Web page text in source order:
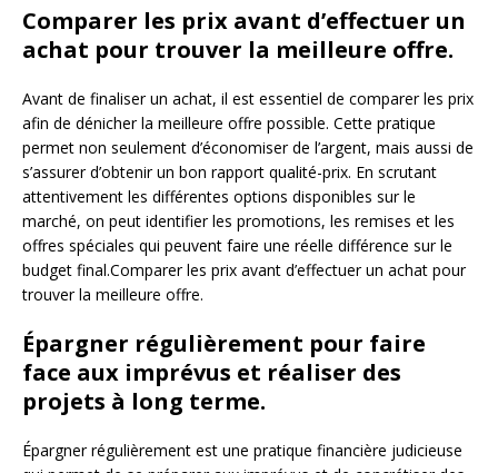
Comparer les prix avant d’effectuer un
achat pour trouver la meilleure offre.
Avant de finaliser un achat, il est essentiel de comparer les prix
afin de dénicher la meilleure offre possible. Cette pratique
permet non seulement d’économiser de l’argent, mais aussi de
s’assurer d’obtenir un bon rapport qualité-prix. En scrutant
attentivement les différentes options disponibles sur le
marché, on peut identifier les promotions, les remises et les
offres spéciales qui peuvent faire une réelle différence sur le
budget final.Comparer les prix avant d’effectuer un achat pour
trouver la meilleure offre.
Épargner régulièrement pour faire
face aux imprévus et réaliser des
projets à long terme.
Épargner régulièrement est une pratique financière judicieuse